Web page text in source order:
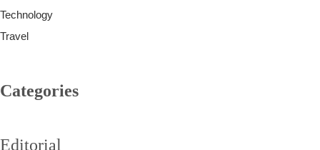
Technology
Travel
Categories
Editorial